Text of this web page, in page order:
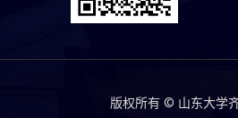
版权所有 © 山东大学